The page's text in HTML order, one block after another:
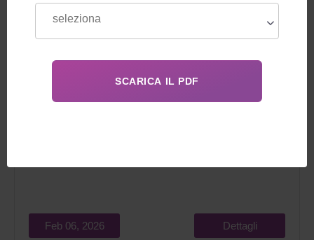
Feb 06, 2026 Dettagli